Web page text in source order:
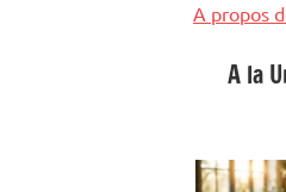
A propos
A la